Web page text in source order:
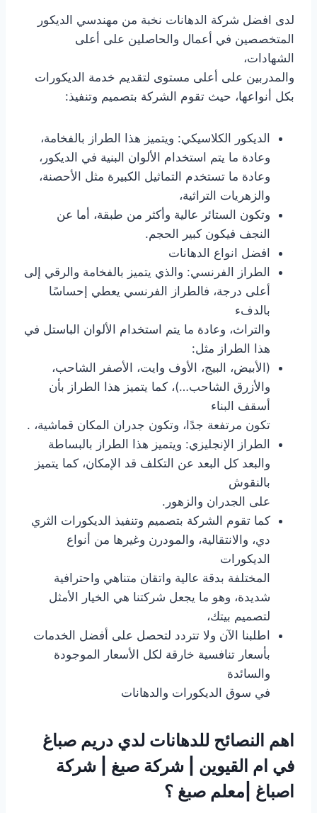
لدى افضل شركة الدهانات نخبة من مهندسي الديكور
المتخصصين في أعمال والحاصلين على أعلى
الشهادات،
والمدربين على أعلى مستوى لتقديم خدمة الديكورات
بكل أنواعها، حيث تقوم الشركة بتصميم وتنفيذ:
الديكور الكلاسيكي: ويتميز هذا الطراز بالفخامة،
وعادة ما يتم استخدام الألوان البنية في الديكور،
وعادة ما تستخدم التماثيل الكبيرة مثل الأحصنة،
والزهريات التراثية،
وتكون الستائر عالية وأكثر من طبقة، أما عن
النجف فيكون كبير الحجم.
افضل انواع الدهانات
الطراز الفرنسي: والذي يتميز بالفخامة والرقي إلى
أعلى درجة، فالطراز الفرنسي يعطي إحساسًا
بالدفء
والتراث، وعادة ما يتم استخدام الألوان الباستل في
هذا الطراز مثل:
(الأبيض، البيج، الأوف وايت، الأصفر الشاحب،
والأزرق الشاحب…)، كما يتميز هذا الطراز بأن
أسقف البناء
تكون مرتفعة جدًا، وتكون جدران المكان قماشية، .
الطراز الإنجليزي: ويتميز هذا الطراز بالبساطة
والبعد كل البعد عن التكلف قد الإمكان، كما يتميز
بالنقوش
على الجدران والزهور.
كما تقوم الشركة بتصميم وتنفيذ الديكورات الثري
دي، والانتقالية، والمودرن وغيرها من أنواع
الديكورات
المختلفة بدقة عالية واتقان متناهي واحترافية
شديدة، وهو ما يجعل شركتنا هي الخيار الأمثل
لتصميم بيتك،
اطلبنا الآن ولا تتردد لتحصل على أفضل الخدمات
بأسعار تنافسية خارقة لكل الأسعار الموجودة
والسائدة
في سوق الديكورات والدهانات
اهم النصائح للدهانات لدي دريم صباغ
في ام القيوين | شركة صبغ | شركة
اصباغ |معلم صبغ ؟